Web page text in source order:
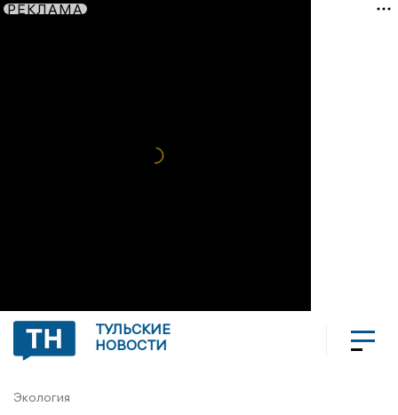
РЕКЛАМА
ТУЛЬСКИЕ
НОВОСТИ
Экология